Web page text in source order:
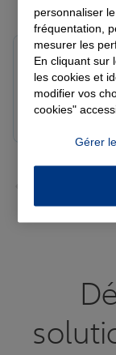
Note de 5 sur 5
Le 06/08/2026 -
louna p.
personnaliser
fréquentation,
mesurer les
En cliquant sur
les cookies et
modifier vos
cookies"
Gérer